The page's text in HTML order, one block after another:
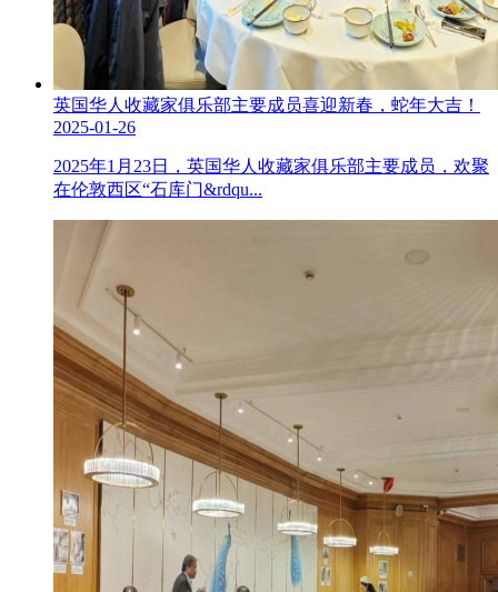
英国华人收藏家俱乐部主要成员喜迎新春，蛇年大吉！
2025-01-26
2025年1月23日，英国华人收藏家俱乐部主要成员，欢聚
在伦敦西区“石库门&rdqu...